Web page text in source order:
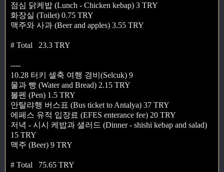
점심 닭케밥 (Lunch - Chicken kebap) 3 TRY
화장실 (Toilet) 0.75 TRY
맥주와 사과 (Beer and apples) 3.55 TRY
# Total 23.3 TRY
----
10.28 터키 셀축 여행 경비(Selcuk) 9
물과 빵 (Water and Bread) 2.15 TRY
볼펜 (Pen) 1.5 TRY
안탈랴행 버스표 (Bus ticket to Antalya) 37 TRY
에페스 유적 입장료 (EFES enterance fee) 20 TRY
저녁 - 시시 케밥과 샐러드 (Dinner - shishi kebap and salad)
15 TRY
맥주 (Beer) 9 TRY
# Total 75.65 TRY